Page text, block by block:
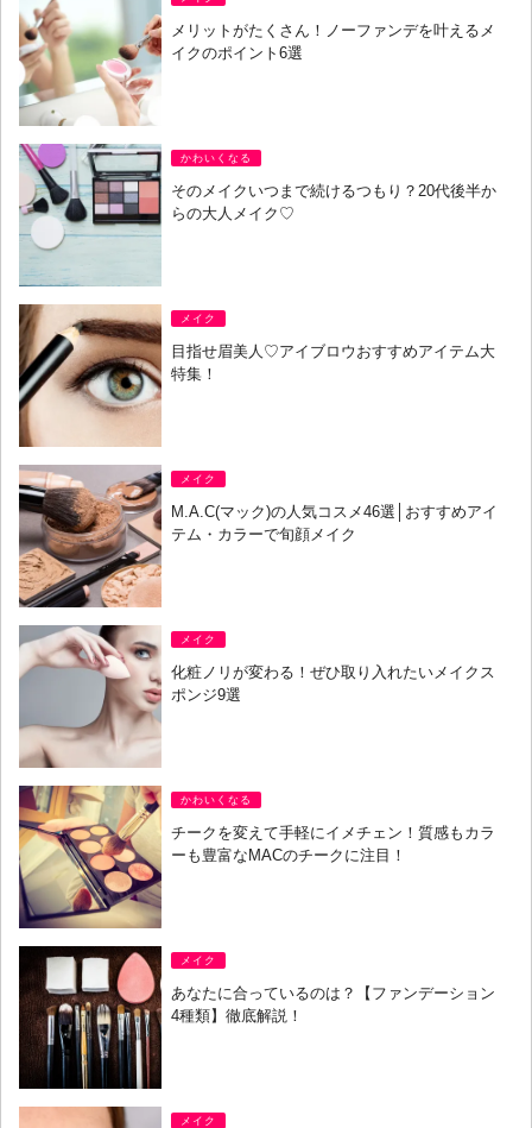
メリットがたくさん！ノーファンデを叶えるメ
イクのポイント6選
かわいくなる
そのメイクいつまで続けるつもり？20代後半か
らの大人メイク♡
メイク
目指せ眉美人♡アイブロウおすすめアイテム大
特集！
メイク
M.A.C(マック)の人気コスメ46選│おすすめアイ
テム・カラーで旬顔メイク
メイク
化粧ノリが変わる！ぜひ取り入れたいメイクス
ポンジ9選
かわいくなる
チークを変えて手軽にイメチェン！質感もカラ
ーも豊富なMACのチークに注目！
メイク
あなたに合っているのは？【ファンデーション
4種類】徹底解説！
メイク